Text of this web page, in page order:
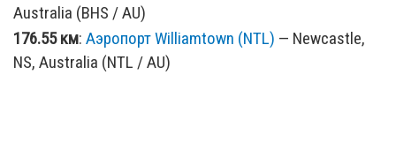
Australia (BHS / AU)
176.55 км: Аэропорт Williamtown (NTL) — Newcastle,
NS, Australia (NTL / AU)